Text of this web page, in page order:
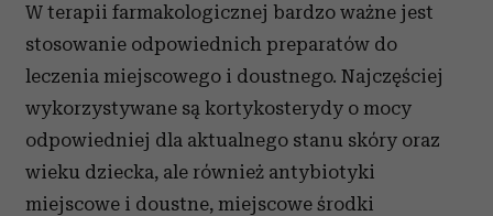
W terapii farmakologicznej bardzo ważne jest
stosowanie odpowiednich preparatów do
leczenia miejscowego i doustnego. Najczęściej
wykorzystywane są kortykosterydy o mocy
odpowiedniej dla aktualnego stanu skóry oraz
wieku dziecka, ale również antybiotyki
miejscowe i doustne, miejscowe środki